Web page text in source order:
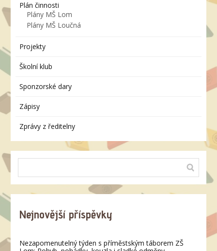
Plán činnosti
Plány MŠ Lom
Plány MŠ Loučná
Projekty
Školní klub
Sponzorské dary
Zápisy
Zprávy z ředitelny
Nejnovější příspěvky
Nezapomenutelný týden s příměstským táborem ZŠ